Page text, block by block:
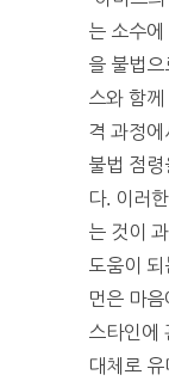
는 소수
을 불법
스와 함
격 과정
불법 점령
다. 이러
는 것이
도움이
먼은 마
스타인에
대체로